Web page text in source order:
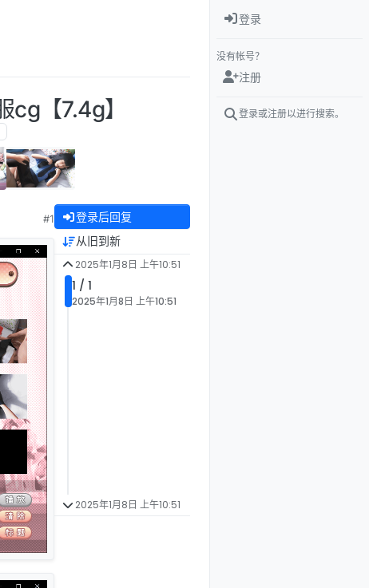
【7.4g】
#1 登录后回复
从旧到新
2025年1月8日 上午10:51
1 / 1
2025年1月8日 上午10:51
2025年1月8日 上午10:51
登录
没有帐号？
注册
登录或注册以进行搜索。